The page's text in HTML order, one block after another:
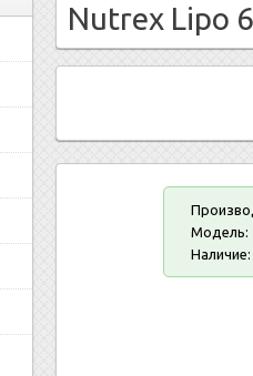
Nutrex Lipo
Модель:
Наличие: